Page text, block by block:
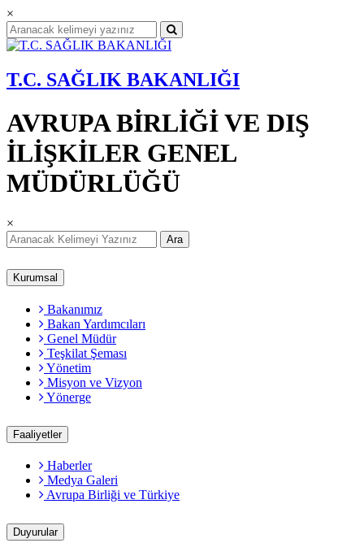
×
T.C. SAĞLIK BAKANLIĞI
AVRUPA BİRLİĞİ VE DIŞ
İLİŞKİLER GENEL
MÜDÜRLÜĞÜ
×
Ara
Kurumsal
Bakanımız
Bakan Yardımcıları
Genel Müdür
Teşkilat Şeması
Yönetim
Misyon ve Vizyon
Yönerge
Faaliyetler
Haberler
Medya Galeri
Avrupa Birliği ve Türkiye
Duyurular